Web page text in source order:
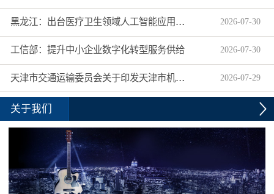
黑龙江：出台医疗卫生领域人工智能应用工作实施方案 2026-07-30
工信部：提升中小企业数字化转型服务供给 2026-07-30
天津市交通运输委员会关于印发天津市机动车驾驶员培训机构及教练员综合信用评价管理办法的通知 2026-07-29
关于我们